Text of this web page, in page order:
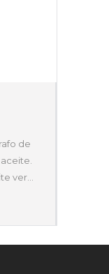
de
ver…